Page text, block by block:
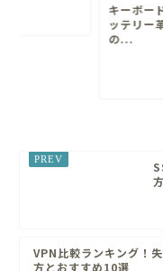
キーボー
ッテリー
の...
VPN比較ランキング！
方とおすすめ10選